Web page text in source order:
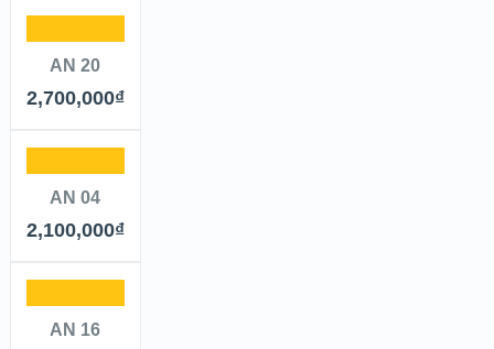
AN 20
2,700,000₫
AN 04
2,100,000₫
AN 16